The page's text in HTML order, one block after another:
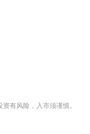
有风险，入市须谨慎。